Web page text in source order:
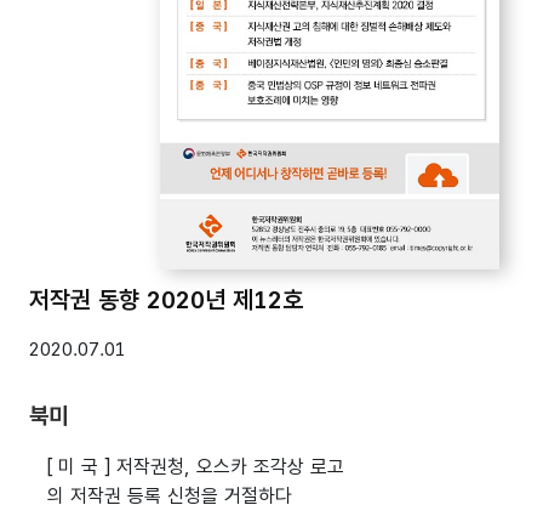
저작권 동향 2020년 제12호
2020.07.01
북미
[ 미 국 ] 저작권청, 오스카 조각상 로고
의 저작권 등록 신청을 거절하다